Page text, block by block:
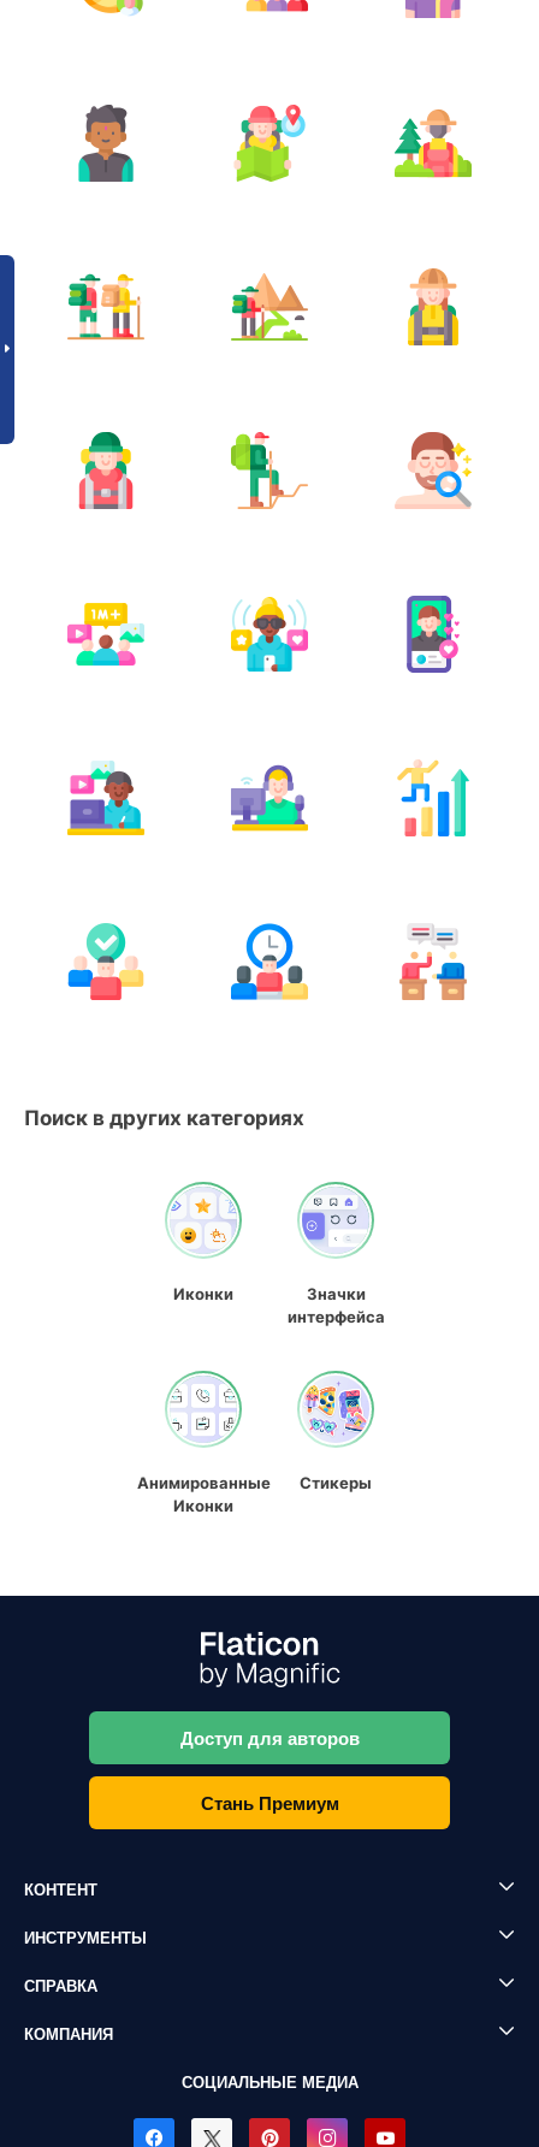
Поиск в других категориях
Иконки
Значки
интерфейса
Анимированные
Иконки
Стикеры
Доступ для авторов
Стань Премиум
КОНТЕНТ
ИНСТРУМЕНТЫ
СПРАВКА
КОМПАНИЯ
СОЦИАЛЬНЫЕ МЕДИА